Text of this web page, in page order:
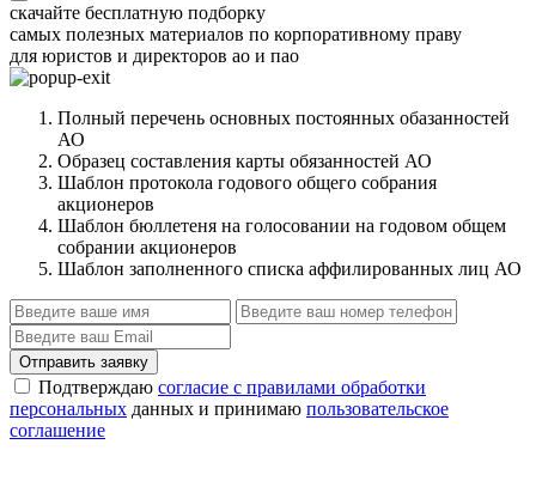
скачайте бесплатную подборку
самых полезных материалов по корпоративному праву
для юристов и директоров ао и пао
Полный перечень основных постоянных обазанностей
АО
Образец составления карты обязанностей АО
Шаблон протокола годового общего собрания
акционеров
Шаблон бюллетеня на голосовании на годовом общем
собрании акционеров
Шаблон заполненного списка аффилированных лиц АО
Отправить заявку
Подтверждаю согласие с правилами обработки
персональных данных и принимаю пользовательское
соглашение